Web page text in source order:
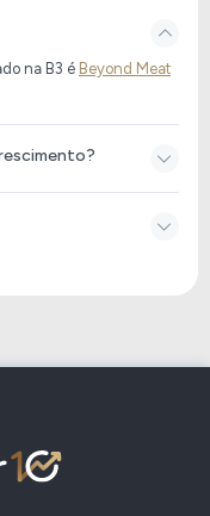
na B3 é Beyond Meat